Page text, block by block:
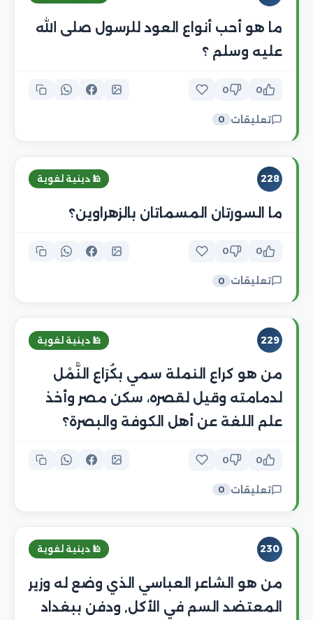
ما هو أحب أنواع العود للرسول صلى الله
عليه وسلم ؟
0
0
تعليقات 0
228 🕌 دينية لغوية
ما السورتان المسماتان بالزهراوين؟
0
0
تعليقات 0
229 🕌 دينية لغوية
من هو كراع النملة سمي بكُرَاع النَّمْل
لدمامته وقيل لقصره، سكن مصر وأخذ
علم اللغة عن أهل الكوفة والبصرة؟
0
0
تعليقات 0
230 🕌 دينية لغوية
من هو الشاعر العباسي الذي وضع له وزير
المعتضد السم في الأكل, ودفن ببغداد